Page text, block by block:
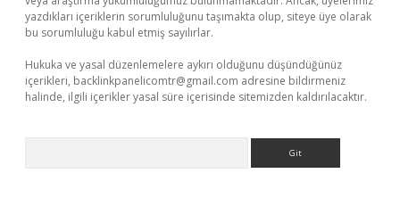
yazdıkları içeriklerin sorumluluğunu taşımakta olup, siteye üye olarak
bu sorumluluğu kabul etmiş sayılırlar.
Hukuka ve yasal düzenlemelere aykırı olduğunu düşündüğünüz
içerikleri, backlinkpanelicomtr@gmail.com adresine bildirmeniz
halinde, ilgili içerikler yasal süre içerisinde sitemizden kaldırılacaktır.